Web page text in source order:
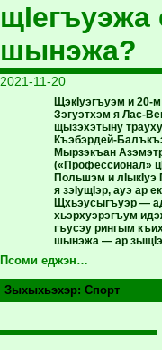
щIегъуэжа
шынэжа?
2021-11-20
ЩэкIуэгъуэм и 20-
Зэгуэтхэм я Лас-
щызэхэтыну
Къэбэрдей-
Мырзэкъан
(«Профессионал»
Польшэм и лIыкIуэ
я зэIущIэр, ауэ ар
Щхьэусыгъуэр —
хьэрхуэрэгъум
гъусэу рингым
шынэжа — ар
Псоми еджэн…
Зыхыхьэхэр:Спорт